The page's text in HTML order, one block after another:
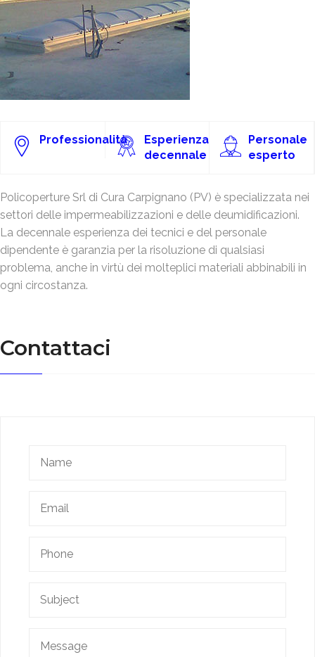
Professionalità
Esperienza
decennale
Personale
esperto
Policoperture Srl di Cura Carpignano (PV) è specializzata nei
settori delle impermeabilizzazioni e delle deumidificazioni.
La decennale esperienza dei tecnici e del personale
dipendente è garanzia per la risoluzione di qualsiasi
problema, anche in virtù dei molteplici materiali abbinabili in
ogni circostanza.
Contattaci